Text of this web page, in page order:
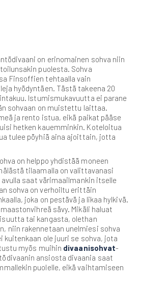
on erinomainen sohva niin
puolesta. Sohva
Finsoffien tehtaalla vain
hyödyntäen. Tästä takeena 20
Istumismukavuutta ei parane
sohvaan on muistettu laittaa.
ja rento istua, eikä paikat pääse
hetken kauemminkin. Koteloitua
tulee pöyhiä aina ajoittain, jotta
on helppo yhdistää moneen
tilaamalla on valittavanasi
saat värimaailmankin itselle
sohva on verhoiltu erittäin
joka on pestävä ja likaa hylkivä.
sävy. Mikäli haluat
tai kangasta, olethan
niin rakennetaan unelmiesi sohva
kuitenkaan ole juuri se sohva, jota
myös muihin divaanisohvat-
ansiosta divaania saat
puolelle, eikä vaihtamiseen